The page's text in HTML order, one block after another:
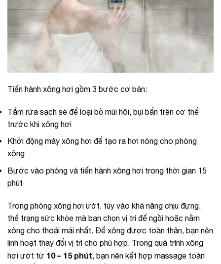
Tiến hành xông hơi gồm 3 bước cơ bản:
Tắm rửa sạch sẽ để loại bỏ mùi hôi, bụi bẩn trên cơ thể
trước khi xông hơi
Khởi động máy xông hơi để tạo ra hơi nóng cho phòng
xông
Bước vào phòng và tiến hành xông hơi trong thời gian 15
phút
Trong phòng xông hơi ướt, tùy vào khả năng chịu đựng,
thể trạng sức khỏe mà bạn chọn vị trí để ngồi hoặc nằm
xông cho thoải mái nhất. Để xông được toàn thân, bạn nên
linh hoạt thay đổi vị trí cho phù hợp. Trong quá trình xông
hơi ướt từ 10 – 15 phút, bạn nên kết hợp massage toàn